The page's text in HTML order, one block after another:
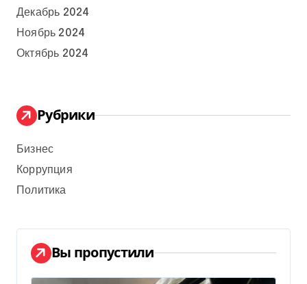
Декабрь 2024
Ноябрь 2024
Октябрь 2024
Рубрики
Бизнес
Коррупция
Политика
Вы пропустили